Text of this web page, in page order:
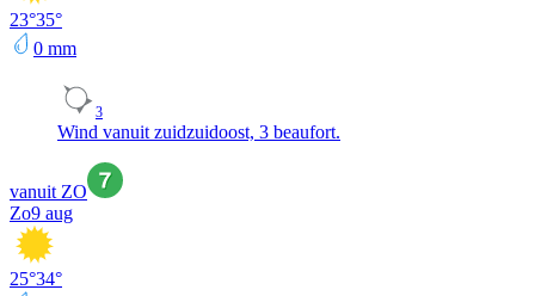
23°35°
0 mm
3
Wind vanuit zuidzuidoost, 3 beaufort.
vanuit ZO
Zo9 aug
25°34°